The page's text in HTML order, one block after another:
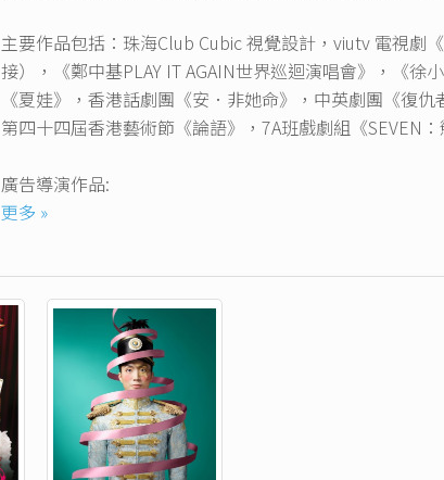
主要作品包括：珠海Club Cubic 視覺設計，viutv 電視劇
接），《鄭中基PLAY IT AGAIN世界巡迴演唱會》，《徐
《夏娃》，香港話劇團《安．非她命》，中英劇團《復
第四十四屆香港藝術節《論語》，7A班戲劇組《SEVEN
廣告導演作品:
南豐地產項目《豐連Ori．原生良活》
藍十字保險廣告2015
演唱會映像創作：
葉德嫻‧ 倫永亮‧ 趙增熹‧ 香港管弦樂團《紅白藍》演唱
《鄭中基PLAY IT AGAIN世界巡迴演唱會》
《徐小鳳演唱會2016》
《連詩雅Shiga VS Shiga Live 2016》
更多 »